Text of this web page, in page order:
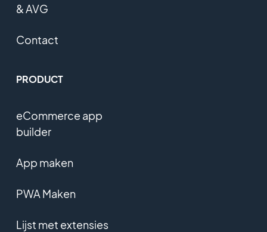
& AVG
Contact
PRODUCT
eCommerce app
builder
App maken
PWA Maken
Lijst met extensies